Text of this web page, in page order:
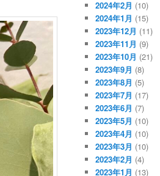
2024年2月 (10)
2024年1月 (15)
2023年12月 (11)
2023年11月 (9)
2023年10月 (21)
2023年9月 (8)
2023年8月 (5)
2023年7月 (17)
2023年6月 (7)
2023年5月 (10)
2023年4月 (10)
2023年3月 (10)
2023年2月 (4)
2023年1月 (13)